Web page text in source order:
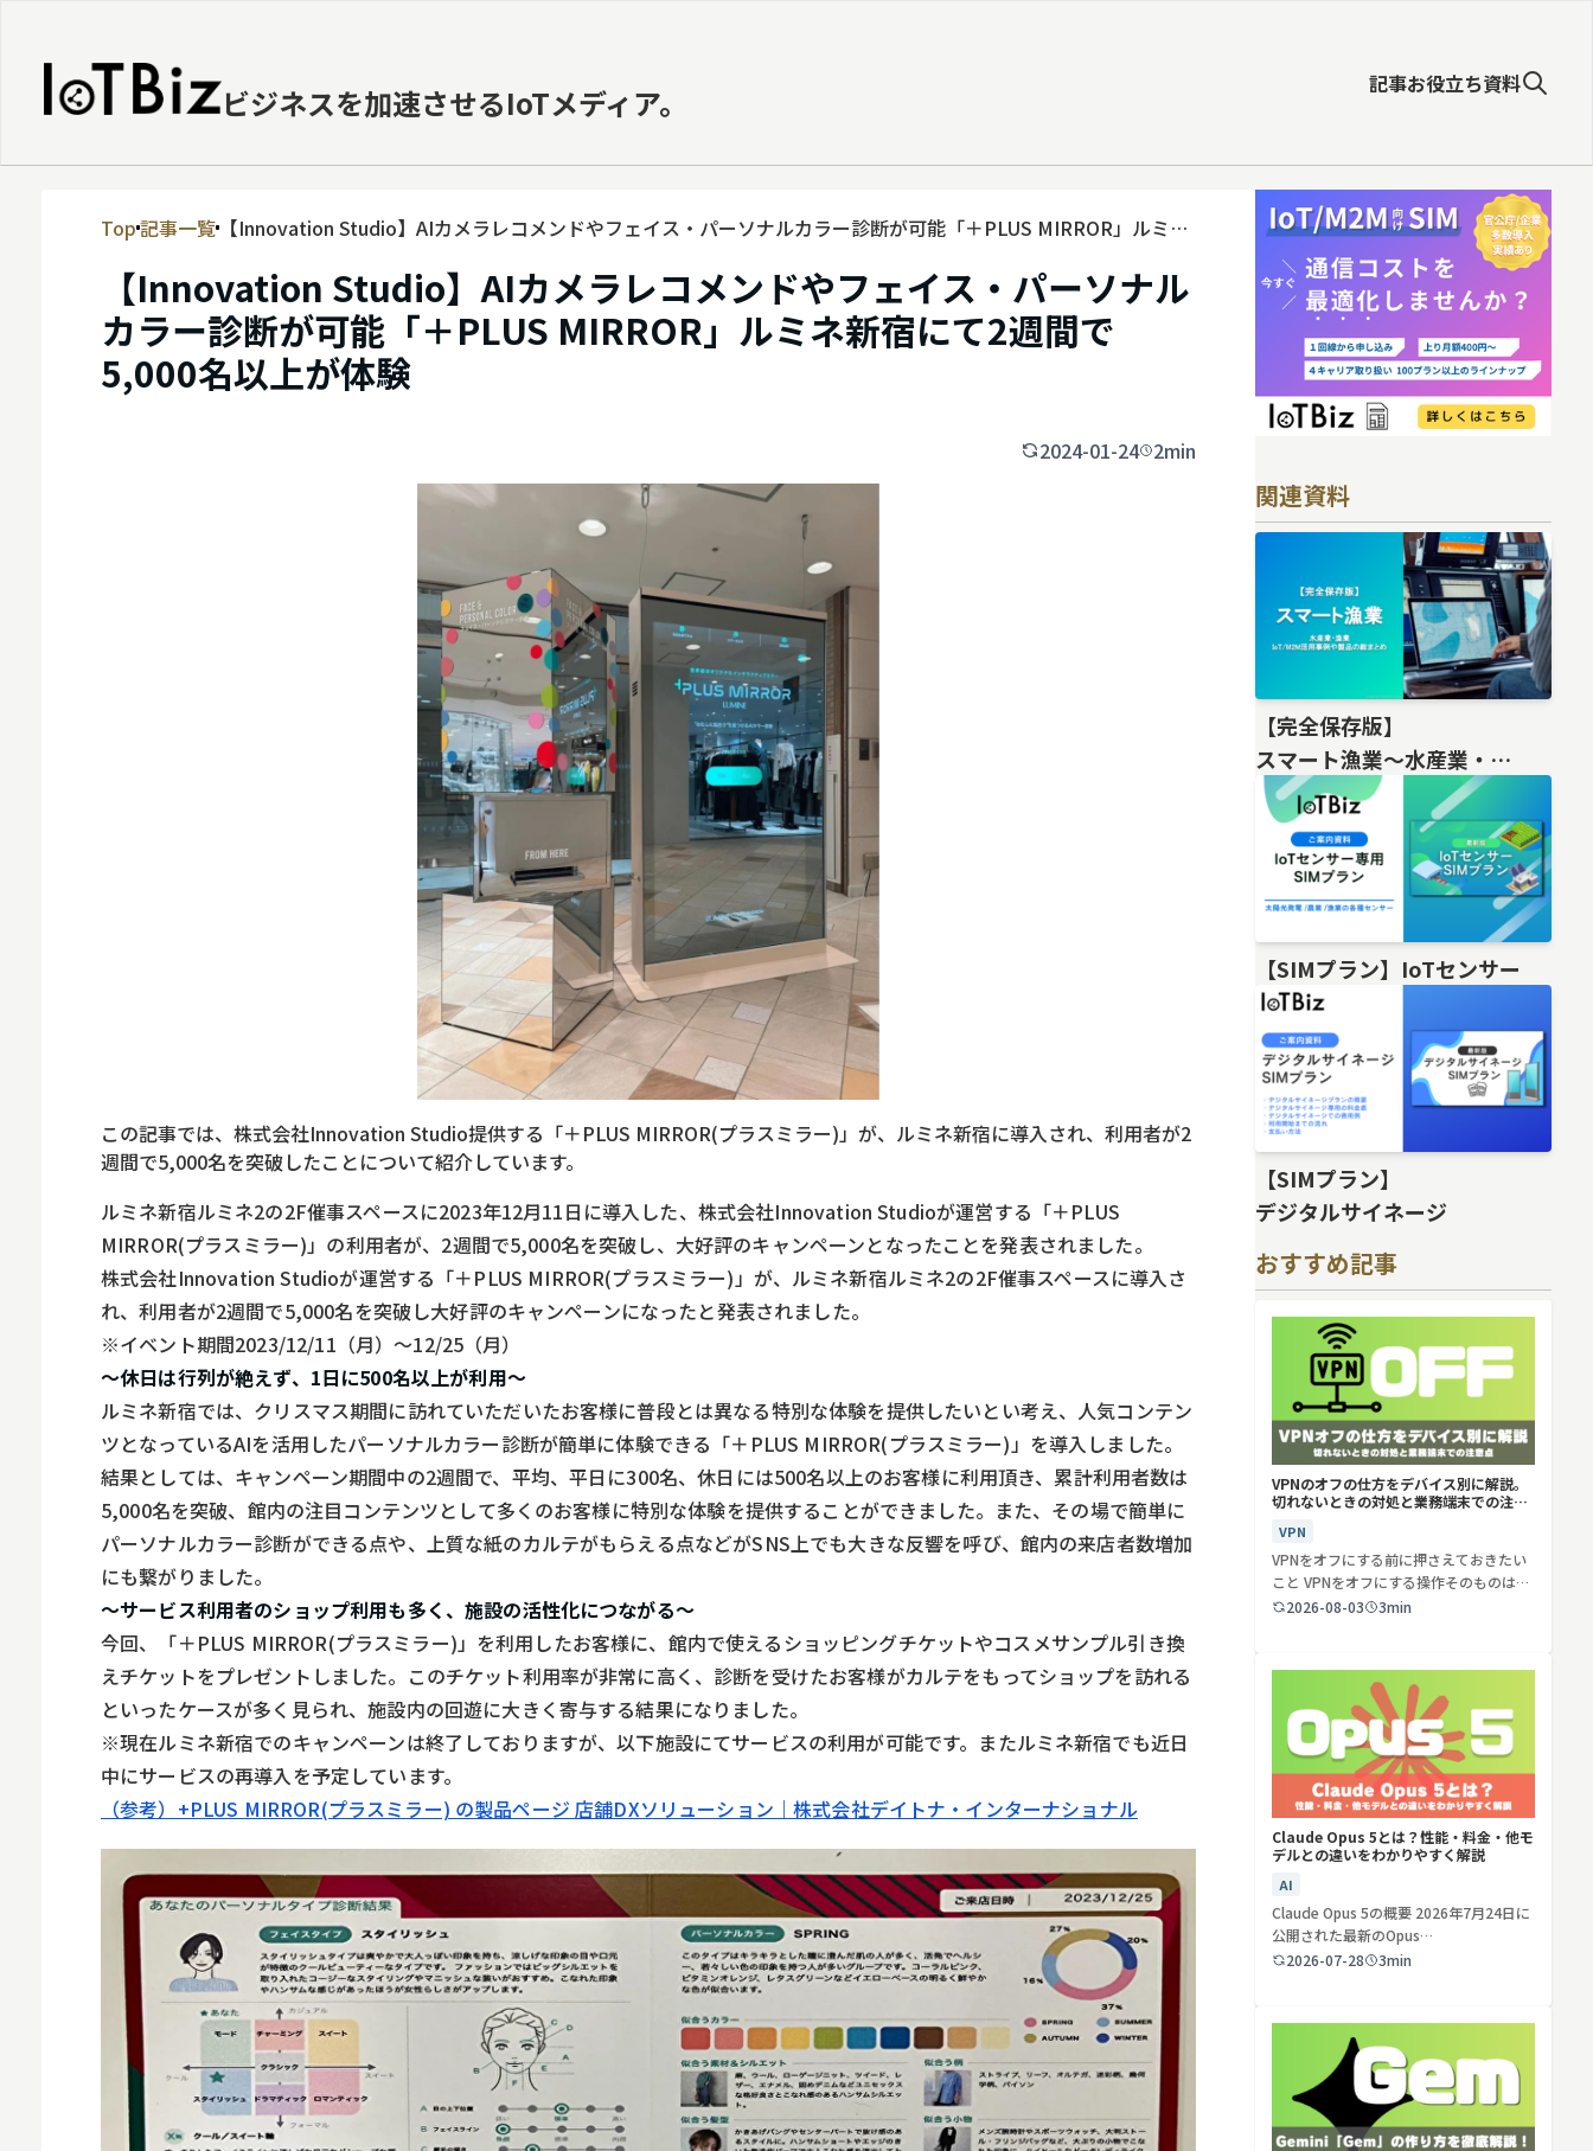
ビジネスを加速させるIoTメディア。 記事お役立ち資料
MVNE
エッジ
LPWA
DaaS
ビッグデータ
スマート漁業
スマート〇〇
スマート農業
ドローン
ロボット
IoT
DX
ニュース
デジタルサイネージ
カメラ
Wi-Fi
SaaS
AI
おすすめ
スマホ
リセット
検索する
Top記事一覧 【Innovation Studio】AIカメラレコメンドやフェイス・パーソナルカラー診断が可能「＋PLUS MIRROR」ルミネ
【Innovation Studio】AIカメラレコメンドやフェイス・パーソナル
カラー診断が可能「＋PLUS MIRROR」ルミネ新宿にて2週間で
5,000名以上が体験
2024-01-24 2min
この記事では、株式会社Innovation Studio提供する「＋PLUS MIRROR(プラスミラー)」が、ルミネ新宿に導入され、利用者が2
週間で5,000名を突破したことについて紹介しています。
ルミネ新宿ルミネ2の2F催事スペースに2023年12月11日に導入した、株式会社Innovation Studioが運営する「＋PLUS
MIRROR(プラスミラー)」の利用者が、2週間で5,000名を突破し、大好評のキャンペーンとなったことを発表されました。
株式会社Innovation Studioが運営する「＋PLUS MIRROR(プラスミラー)」が、ルミネ新宿ルミネ2の2F催事スペースに導入さ
れ、利用者が2週間で5,000名を突破し大好評のキャンペーンになったと発表されました。
※イベント期間2023/12/11（月）～12/25（月）
～休日は行列が絶えず、1日に500名以上が利用～
ルミネ新宿では、クリスマス期間に訪れていただいたお客様に普段とは異なる特別な体験を提供したいとい考え、人気コンテン
ツとなっているAIを活用したパーソナルカラー診断が簡単に体験できる「＋PLUS MIRROR(プラスミラー)」を導入しました。
結果としては、キャンペーン期間中の2週間で、平均、平日に300名、休日には500名以上のお客様に利用頂き、累計利用者数は
5,000名を突破、館内の注目コンテンツとして多くのお客様に特別な体験を提供することができました。また、その場で簡単に
パーソナルカラー診断ができる点や、上質な紙のカルテがもらえる点などがSNS上でも大きな反響を呼び、館内の来店者数増加
にも繋がりました。
～サービス利用者のショップ利用も多く、施設の活性化につながる～
今回、「＋PLUS MIRROR(プラスミラー)」を利用したお客様に、館内で使えるショッピングチケットやコスメサンプル引き換
えチケットをプレゼントしました。このチケット利用率が非常に高く、診断を受けたお客様がカルテをもってショップを訪れる
といったケースが多く見られ、施設内の回遊に大きく寄与する結果になりました。
※現在ルミネ新宿でのキャンペーンは終了しておりますが、以下施設にてサービスの利用が可能です。またルミネ新宿でも近日
中にサービスの再導入を予定しています。
（参考）+PLUS MIRROR(プラスミラー) の製品ページ 店舗DXソリューション｜株式会社デイトナ・インターナショナル
関連資料
【完全保存版】
スマート漁業〜水産業・
漁業IoT/M2M活用事例や製品の総
【SIMプラン】IoTセンサー
【SIMプラン】
デジタルサイネージ
おすすめ記事
VPNのオフの仕方をデバイス別に解説。
切れないときの対処と業務端末での注意
VPN
VPNをオフにする前に押さえておきたい
こと VPNをオフにする操作そのものは、
ど…2026-08-03 3min
Claude Opus 5とは？性能・料金・他モ
デルとの違いをわかりやすく解説
AI
Claude Opus 5の概要 2026年7月24日に
公開された最新のOpus…
2026-07-28
3min